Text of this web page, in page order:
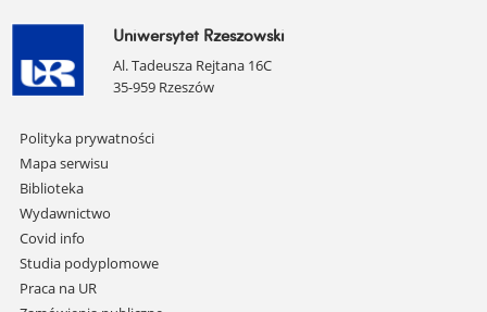
Uniwersytet Rzeszowski
Al. Tadeusza Rejtana 16C
35-959 Rzeszów
Pomiń
nawigację
i
przejdź
do
treści
Polityka prywatności
Mapa serwisu
Biblioteka
Wydawnictwo
Covid info
Studia podyplomowe
Praca na UR